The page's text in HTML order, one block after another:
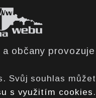
a občany
Svůj souhlas
s využitím cookies .